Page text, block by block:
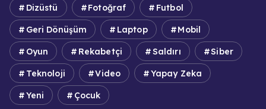
Dizüstü Fotoğraf Futbol
Geri Dönüşüm Laptop Mobil
Oyun Rekabetçi Saldırı Siber
Teknoloji Video Yapay Zeka
Yeni Çocuk